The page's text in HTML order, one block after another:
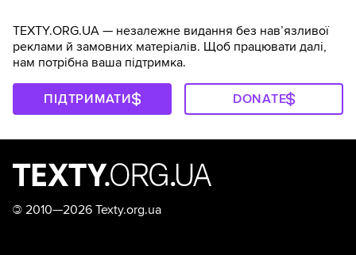
TEXTY.ORG.UA — незалежне видання без навʼязливої
реклами й замовних матеріалів. Щоб працювати далі,
нам потрібна ваша підтримка.
ПІДТРИМАТИ DONATE
© 2010—2026 Texty.org.ua